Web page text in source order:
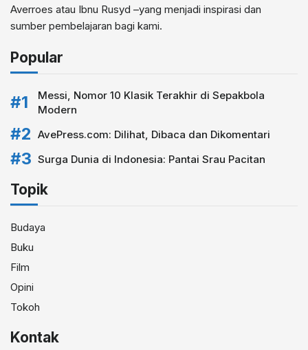
Averroes atau Ibnu Rusyd –yang menjadi inspirasi dan
sumber pembelajaran bagi kami.
Popular
Messi, Nomor 10 Klasik Terakhir di Sepakbola
Modern
AvePress.com: Dilihat, Dibaca dan Dikomentari
Surga Dunia di Indonesia: Pantai Srau Pacitan
Topik
Budaya
Buku
Film
Opini
Tokoh
Kontak